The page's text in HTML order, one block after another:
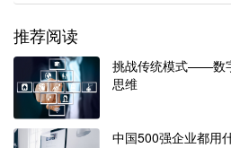
推荐阅读
挑战传统模式——数
思维
中国500强企业都用